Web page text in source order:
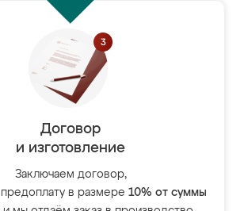
Договор
и изготовление
Заключаем договор,
в размере 10% от суммы